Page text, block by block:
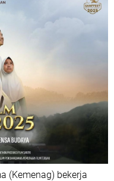
(Kemenag) bekerja